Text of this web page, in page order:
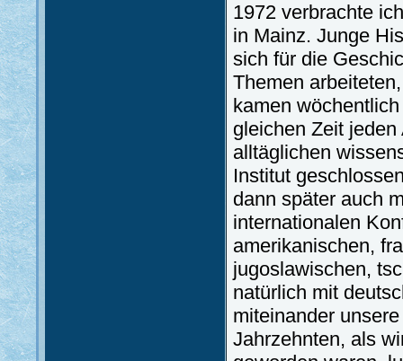
1972 verbrachte
in Mainz. Junge
sich für die
Themen
kamen
gleichen Zeit
alltäglichen
Institut
dann später auch
internationalen
amerikanischen,
jugoslawischen,
natürlich mit
miteinander
Jahrzehnten, als